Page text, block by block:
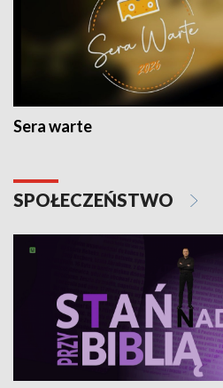
Sera warte
SPOŁECZEŃSTWO